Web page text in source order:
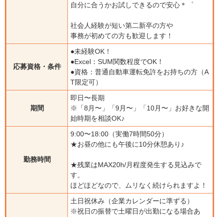
自分に合うかお試しできるので安心＊゜
社会人経験が短い第二新卒の方や
事務が初めての方も歓迎します！
応募資格・条件
●未経験OK！
●Excel：SUM関数程度でOK！
●資格：普通自動車運転免許をお持ちの方（A
T限定可）
期間
即日〜長期
※「8月〜」「9月〜」「10月〜」お好きな開
始時期を相談OK♪
勤務時間
9:00〜18:00（実働7時間50分）
★お昼の他にも午後に10分休憩あり♪
★残業はMAX20h/月程度発生する見込みで
す。
ほどほどなので、ムリなく続けられますよ！
土日祝休み（企業カレンダーに準ずる）
※祝日の振替で土曜日が出勤になる場合あ